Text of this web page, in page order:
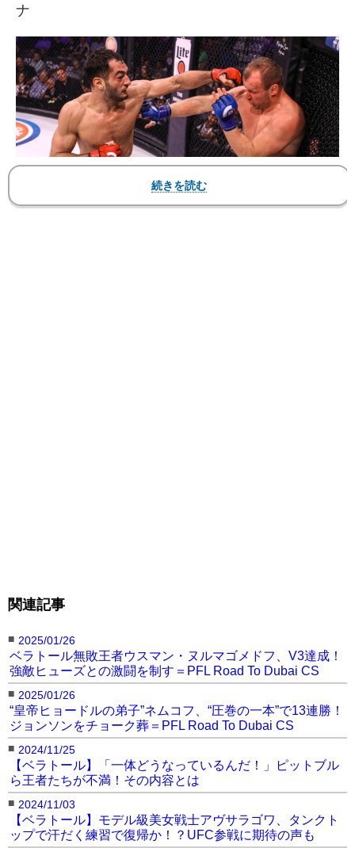
ナ
関連記事
■ 2025/01/26
ベラトール無敗王者ウスマン・ヌルマゴメドフ、V3達成！
強敵ヒューズとの激闘を制す＝PFL Road To Dubai CS
■ 2025/01/26
“皇帝ヒョードルの弟子”ネムコフ、“圧巻の一本”で13連勝！
ジョンソンをチョーク葬＝PFL Road To Dubai CS
■ 2024/11/25
【ベラトール】「一体どうなっているんだ！」ピットブル
ら王者たちが不満！その内容とは
■ 2024/11/03
【ベラトール】モデル級美女戦士アヴサラゴワ、タンクト
ップで汗だく練習で復帰か！？UFC参戦に期待の声も